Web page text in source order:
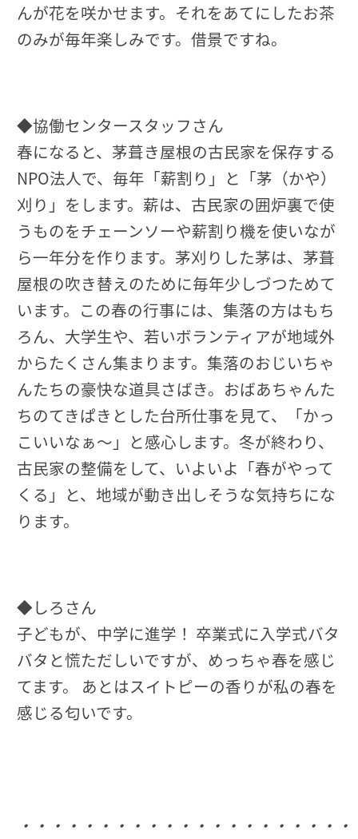
んが花を咲かせます。それをあてにしたお茶
のみが毎年楽しみです。借景ですね。
◆協働センタースタッフさん
春になると、茅葺き屋根の古民家を保存する
NPO法人で、毎年「薪割り」と「茅（かや）
刈り」をします。薪は、古民家の囲炉裏で使
うものをチェーンソーや薪割り機を使いなが
ら一年分を作ります。茅刈りした茅は、茅葺
屋根の吹き替えのために毎年少しづつためて
います。この春の行事には、集落の方はもち
ろん、大学生や、若いボランティアが地域外
からたくさん集まります。集落のおじいちゃ
んたちの豪快な道具さばき。おばあちゃんた
ちのてきぱきとした台所仕事を見て、「かっ
こいいなぁ～」と感心します。冬が終わり、
古民家の整備をして、いよいよ「春がやって
くる」と、地域が動き出しそうな気持ちにな
ります。
◆しろさん
子どもが、中学に進学！ 卒業式に入学式バタ
バタと慌ただしいですが、めっちゃ春を感じ
てます。 あとはスイトピーの香りが私の春を
感じる匂いです。
・・・・・・・・・・・・・・・・・・・・・